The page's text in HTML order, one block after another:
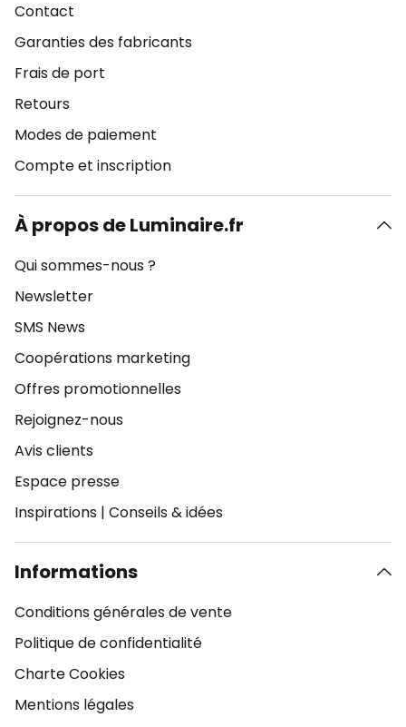
Contact
Garanties des fabricants
Frais de port
Retours
Modes de paiement
Compte et inscription
À propos de Luminaire.fr
Qui sommes-nous ?
Newsletter
SMS News
Coopérations marketing
Offres promotionnelles
Rejoignez-nous
Avis clients
Espace presse
Inspirations | Conseils & idées
Informations
Conditions générales de vente
Politique de confidentialité
Charte Cookies
Mentions légales